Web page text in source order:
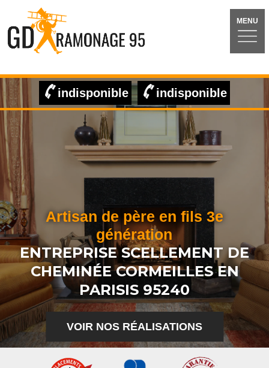
MENU
indisponible indisponible
Artisan de père en fils 3e
génération
ENTREPRISE SCELLEMENT DE
CHEMINÉE CORMEILLES EN
PARISIS 95240
VOIR NOS RÉALISATIONS